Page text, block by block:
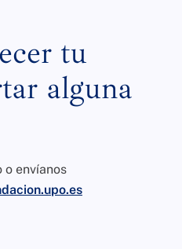
tu
alguna
envíanos